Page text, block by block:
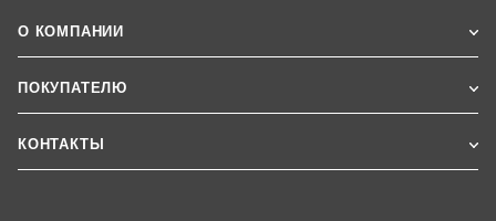
О КОМПАНИИ
ПОКУПАТЕЛЮ
КОНТАКТЫ